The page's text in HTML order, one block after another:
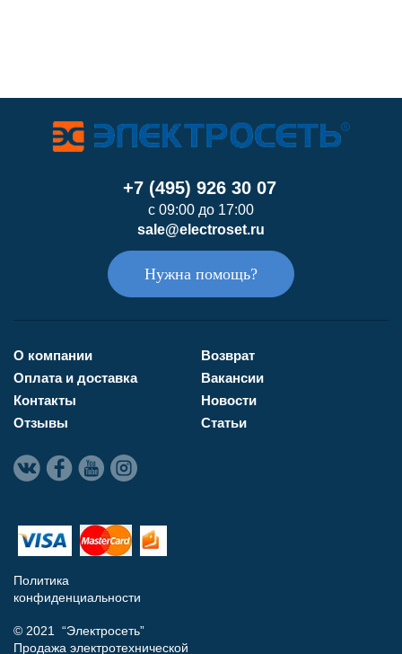
+7 (495) 926 30 07
с 09:00 до 17:00
sale@electroset.ru
Нужна помощь?
О компании
Оплата и доставка
Контакты
Отзывы
Возврат
Вакансии
Новости
Статьи
Политика
конфиденциальности
© 2021 “Электросеть”
Продажа электротехнической